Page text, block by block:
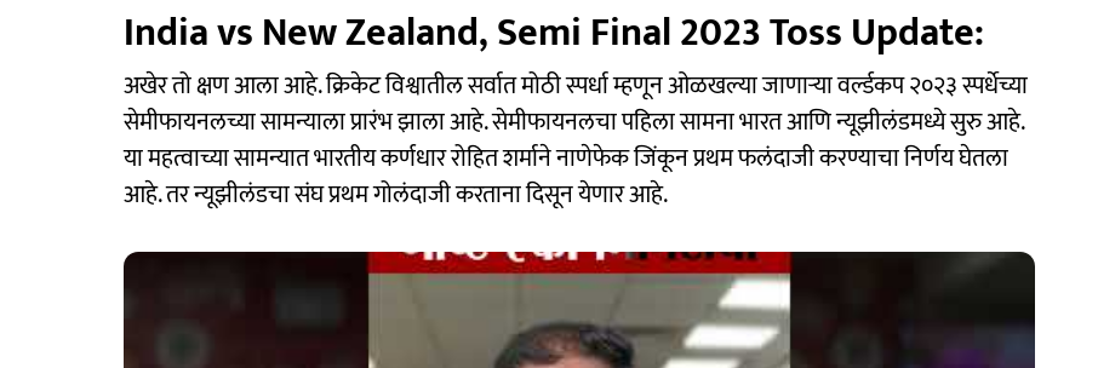
India vs New Zealand, Semi Final 2023 Toss Update:
अखेर तो क्षण आला आहे. क्रिकेट विश्वातील सर्वात मोठी स्पर्धा म्हणून ओळखल्या जाणाऱ्या वर्ल्डकप २०२३ स्पर्धेच्या
सेमीफायनलच्या सामन्याला प्रारंभ झाला आहे. सेमीफायनलचा पहिला सामना भारत आणि न्यूझीलंडमध्ये सुरु आहे.
या महत्वाच्या सामन्यात भारतीय कर्णधार रोहित शर्माने नाणेफेक जिंकून प्रथम फलंदाजी करण्याचा निर्णय घेतला
आहे. तर न्यूझीलंडचा संघ प्रथम गोलंदाजी करताना दिसून येणार आहे.